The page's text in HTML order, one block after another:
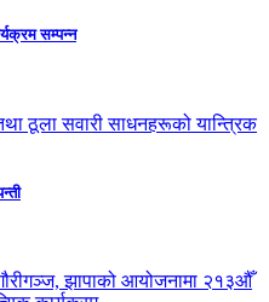
सम्पन्न
ठूला सवारी साधनहरूको यान्त्रिक
झापाको आयोजनामा २१३औँ